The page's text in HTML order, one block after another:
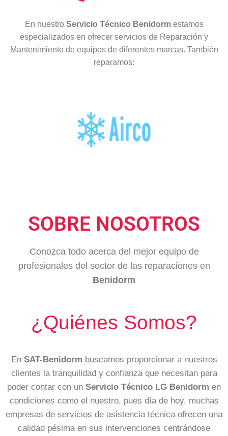
En nuestro Servicio Técnico Benidormestamos
especializados en ofrecer servicios de Reparación y
Mantenimiento de equipos de diferentes marcas. También
reparamos:
SOBRE NOSOTROS
Conozca todo acerca del mejor equipo de
profesionales del sector de las reparaciones en
Benidorm
¿Quiénes Somos?
En SAT-Benidorm buscamos proporcionar a nuestros
clientes la tranquilidad y confianza que necesitan para
poder contar con un Servicio Técnico LG Benidorm en
condiciones como el nuestro, pues día de hoy, muchas
empresas de servicios de asistencia técnica ofrecen una
calidad pésima en sus intervenciones centrándose